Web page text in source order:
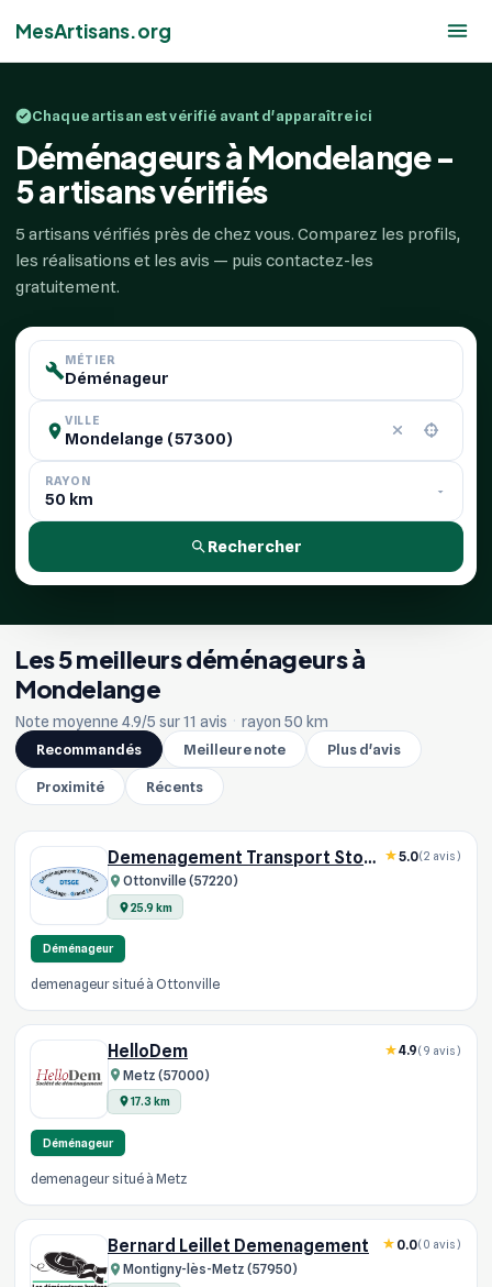
MesArtisans.org
Chaque artisan est vérifié avant d'apparaître ici
Déménageurs à Mondelange -
5 artisans vérifiés
5 artisans vérifiés près de chez vous. Comparez les profils,
les réalisations et les avis — puis contactez-les
gratuitement.
MÉTIER
VILLE
RAYON
Rechercher
Les 5 meilleurs déménageurs à
Mondelange
Note moyenne 4.9/5 sur 11 avis · rayon 50 km
Recommandés
Meilleure note Plus d'avis
Proximité Récents
Demenagement Transport Stockage
Ottonville (57220)
25.9 km
5.0(2 avis)
Déménageur
demenageur situé à Ottonville
HelloDem
Metz (57000)
17.3 km
4.9(9 avis)
Déménageur
demenageur situé à Metz
Bernard Leillet Demenagement
Montigny-lès-Metz (57950)
0.0(0 avis)